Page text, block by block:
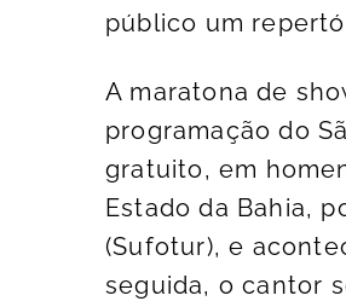
público um
A maratona de
programação do
gratuito, em
Estado da Bahia,
(Sufotur), e
seguida, o cantor